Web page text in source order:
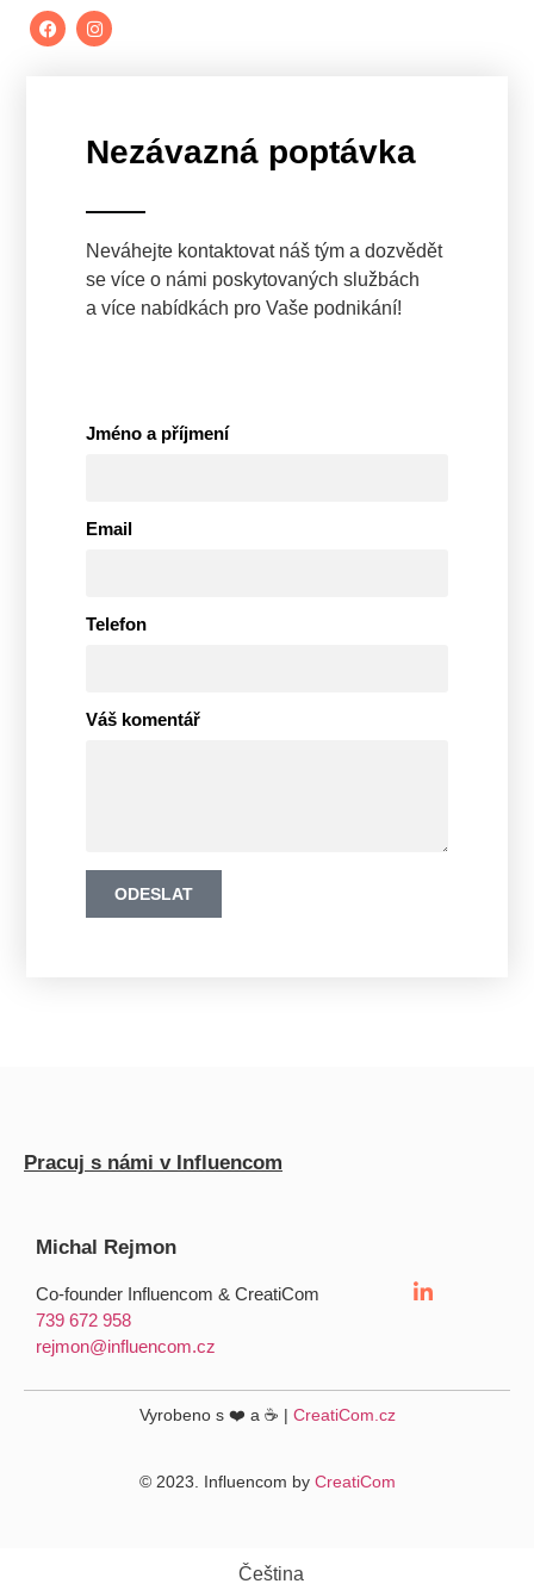
Nezávazná poptávka
Neváhejte kontaktovat náš tým a dozvědět
se více o námi poskytovaných službách
a více nabídkách pro Vaše podnikání!
Jméno a příjmení
Email
Telefon
Váš komentář
ODESLAT
Pracuj s námi v Influencom
Michal Rejmon
Co-founder Influencom & CreatiCom
739 672 958
rejmon@influencom.cz
Vyrobeno s ❤️ a ☕ | CreatiCom.cz
© 2023. Influencom by CreatiCom
Čeština